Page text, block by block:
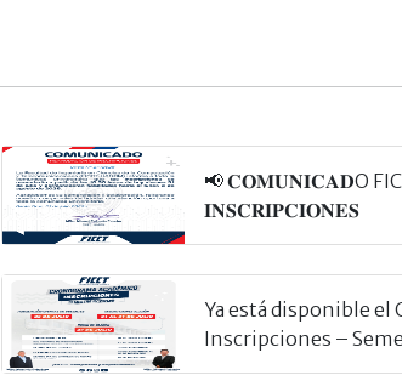
📢 𝐂𝐎𝐌𝐔𝐍𝐈𝐂𝐀𝐃O
𝐈𝐍𝐒𝐂𝐑𝐈𝐏𝐂𝐈𝐎𝐍𝐄𝐒
Ya está disponible el
Inscripciones –